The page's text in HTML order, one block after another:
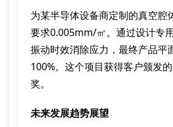
为某半导体设备商定制的真空腔
要求0.005mm/㎡。通过设计专
振动时效消除应力，最终产品平
100%。这个项目获得客户颁发
奖。
未来发展趋势展望